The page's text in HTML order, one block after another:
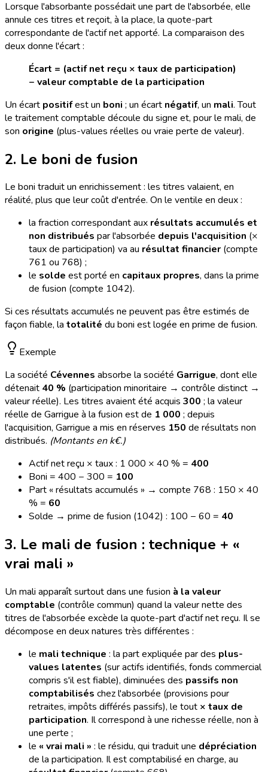
Lorsque l'absorbante possédait une part de l'absorbée, elle
annule ces titres et reçoit, à la place, la quote-part
correspondante de l'actif net apporté. La comparaison des
deux donne l'écart :
Écart = (actif net reçu × taux de participation)
− valeur comptable de la participation
Un écart positifest un boni ; un écart négatif, un mali. Tout
le traitement comptable découle du signe et, pour le mali, de
son origine (plus-values réelles ou vraie perte de valeur).
2. Le boni de fusion
Le boni traduit un enrichissement : les titres valaient, en
réalité, plus que leur coût d'entrée. On le ventile en deux :
la fraction correspondant aux résultats accumulés et
non distribués par l'absorbée depuis l'acquisition (×
taux de participation) va au résultat financier (compte
761 ou 768) ;
le solde est porté en capitaux propres, dans la prime
de fusion (compte 1042).
Si ces résultats accumulés ne peuvent pas être estimés de
façon fiable, la totalité du boni est logée en prime de fusion.
Exemple
La société Cévennes absorbe la société Garrigue, dont elle
détenait 40 % (participation minoritaire → contrôle distinct →
valeur réelle). Les titres avaient été acquis 300 ; la valeur
réelle de Garrigue à la fusion est de 1 000 ; depuis
l'acquisition, Garrigue a mis en réserves 150 de résultats non
distribués. (Montants en k€.)
Actif net reçu × taux : 1 000 × 40 % = 400
Boni = 400 − 300 = 100
Part « résultats accumulés » → compte 768 : 150 × 40
% = 60
Solde → prime de fusion (1042) : 100 − 60 = 40
3. Le mali de fusion : technique + «
vrai mali »
Un mali apparaît surtout dans une fusion à la valeur
comptable (contrôle commun) quand la valeur nette des
titres de l'absorbée excède la quote-part d'actif net reçu. Il se
décompose en deux natures très différentes :
le mali technique : la part expliquée par des plus-
values latentes (sur actifs identifiés, fonds commercial
compris s'il est fiable), diminuées des passifs non
comptabilisés chez l'absorbée (provisions pour
retraites, impôts différés passifs), le tout × taux de
participation. Il correspond à une richesse réelle, non à
une perte ;
le « vrai mali » : le résidu, qui traduit une dépréciation
de la participation. Il est comptabilisé en charge, au